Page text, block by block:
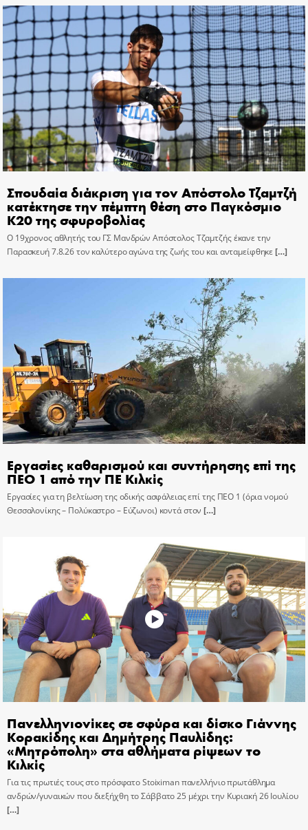
Σπουδαία διάκριση για τον Απόστολο Τζαμτζή
κατέκτησε την πέμπτη θέση στο Παγκόσμιο
Κ20 της σφυροβολίας
Ο 19χρονος αθλητής του ΓΣ Μανδρών Απόστολος Τζαμτζής έκανε την
Παρασκευή 7.8.26 τον καλύτερο αγώνα της ζωής του και ανταμείφθηκε[…]
Εργασίες καθαρισμού και συντήρησης επί της
ΠΕΟ 1 από την ΠΕ Κιλκίς
Εργασίες για τη βελτίωση της οδικής ασφάλειας επί της ΠΕΟ 1 (όρια νομού
Θεσσαλονίκης – Πολύκαστρο – Εύζωνοι) κοντά στον […]
Πανελληνιονίκες σε σφύρα και δίσκο Γιάννης
Κορακίδης και Δημήτρης Παυλίδης:
«Μητρόπολη» στα αθλήματα ρίψεων το
Κιλκίς
Για τις πρωτιές τους στο πρόσφατο Stoiximan πανελλήνιο πρωτάθλημα
ανδρών/γυναικών που διεξήχθη το Σάββατο 25 μέχρι την Κυριακή 26 Ιουλίου
[…]